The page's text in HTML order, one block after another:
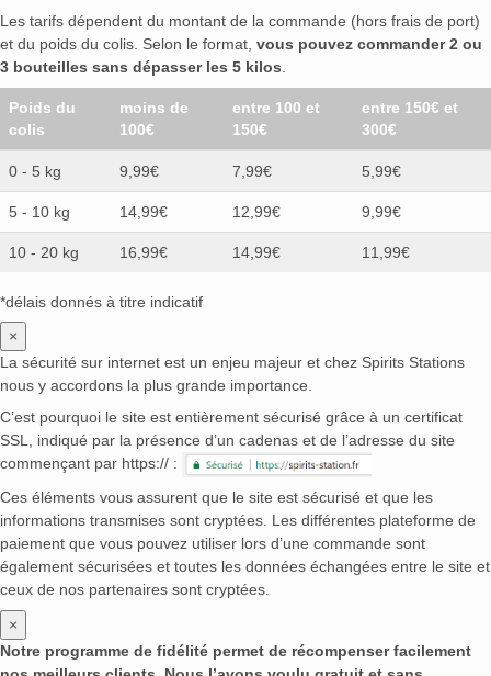
Les tarifs dépendent du montant de la commande (hors frais de port)
et du poids du colis. Selon le format, vous pouvez commander 2 ou
3 bouteilles sans dépasser les 5 kilos
Poids du
colis
moins de
100€
entre 100 et
150€
entre 150€ et
300€
0 - 5 kg 9,99€ 7,99€ 5,99€
5 - 10 kg 14,99€ 12,99€ 9,99€
10 - 20 kg 16,99€ 14,99€ 11,99€
*délais donnés à titre indicatif
×
La sécurité sur internet est un enjeu majeur et chez Spirits Stations
nous y accordons la plus grande importance.
C’est pourquoi le site est entièrement sécurisé grâce à un certificat
SSL, indiqué par la présence d’un cadenas et de l’adresse du site
commençant par https:// :
Ces éléments vous assurent que le site est sécurisé et que les
informations transmises sont cryptées. Les différentes plateforme de
paiement que vous pouvez utiliser lors d’une commande sont
également sécurisées et toutes les données échangées entre le site et
ceux de nos partenaires sont cryptées.
×
Notre programme de fidélité permet de récompenser facilement